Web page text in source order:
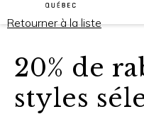
Retourner à la liste
20% de
styles